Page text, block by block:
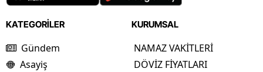
KATEGORİLER
Gündem
Asayiş
KURUMSAL
NAMAZ VAKİTLERİ
DÖVİZ FİYATLARI